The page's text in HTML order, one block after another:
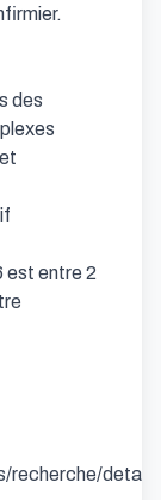
est entre 2
recherche/